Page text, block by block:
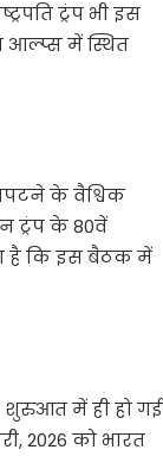
ट्रंप भी इस
आल्प्स में स्थित
के वैश्विक
ट्रंप के 80वें
है कि इस बैठक में
शुरुआत में ही हो गई
2026 को भारत